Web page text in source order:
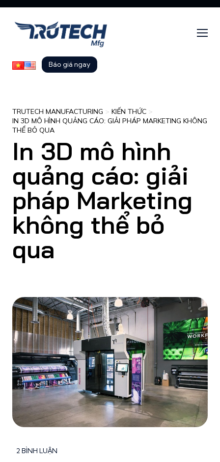
Báo giá ngay
TRUTECH MANUFACTURING > KIẾN THỨC >
IN 3D MÔ HÌNH QUẢNG CÁO: GIẢI PHÁP MARKETING KHÔNG
THỂ BỎ QUA
In 3D mô hình
quảng cáo: giải
pháp Marketing
không thể bỏ
qua
2 BÌNH LUẬN